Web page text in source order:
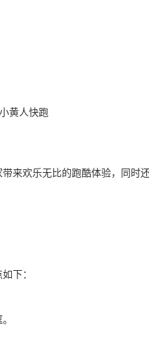
来欢乐无比的跑酷体验，同时
下：